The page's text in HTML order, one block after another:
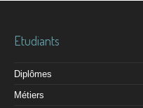
Etudiants
Diplômes
Métiers